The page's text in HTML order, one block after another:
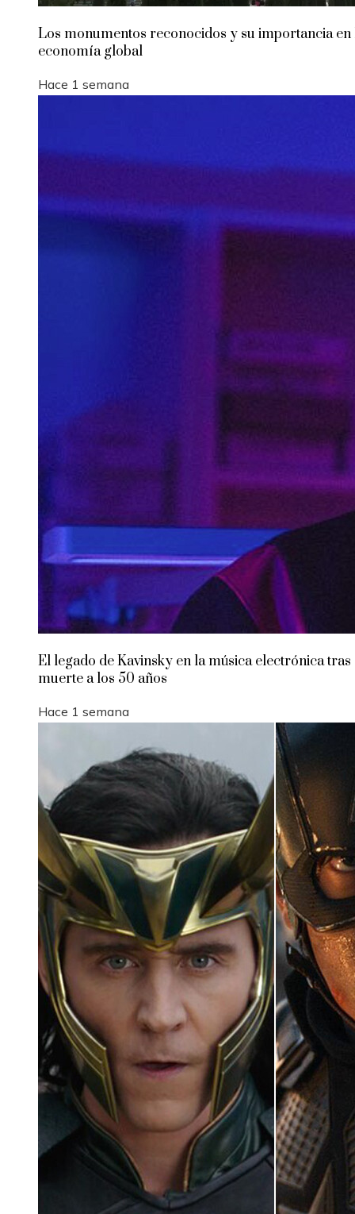
Los monumentos reconocidos y su importancia en
economía global
Hace 1 semana
El legado de Kavinsky en la música electrónica tras
muerte a los 50 años
Hace 1 semana